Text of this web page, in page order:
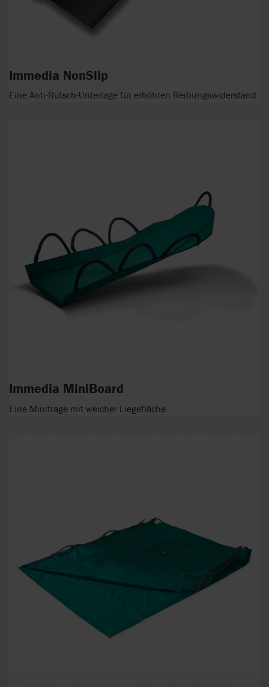
Immedia NonSlip
Eine Anti-Rutsch-Unterlage für erhöhten Reibungswiderstand.
Immedia MiniBoard
Eine Minitrage mit weicher Liegefläche.